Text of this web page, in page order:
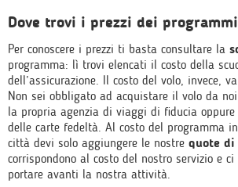
Dove trovi i prezzi dei programmi
Per conoscere i prezzi ti basta consultare la
programma: lì trovi elencati il costo della
dell’assicurazione. Il costo del volo, invece,
Non sei obbligato ad acquistare il volo da
la propria agenzia di viaggi di fiducia
delle carte fedeltà. Al costo del programma
città devi solo aggiungere le nostre quote di
corrispondono al costo del nostro servizio e
portare avanti la nostra attività.